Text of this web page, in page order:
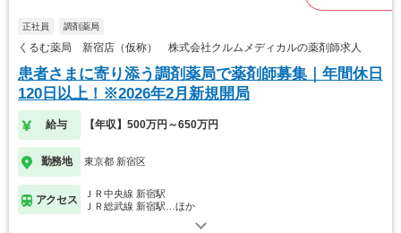
正社員 調剤薬局
くるむ薬局 新宿店（仮称） 株式会社クルムメディカルの薬剤師求人
患者さまに寄り添う調剤薬局で薬剤師募集｜年間休日
120日以上！※2026年2月新規開局
給与 【年収】500万円～650万円
勤務地 東京都 新宿区
アクセス
ＪＲ中央線 新宿駅
ＪＲ総武線 新宿駅…ほか